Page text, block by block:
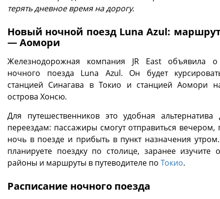
терять дневное время на дорогу.
Новый ночной поезд Luna Azul:
— Аомори
Железнодорожная компания JR East объявила о
ночного поезда Luna Azul. Он будет
станцией Синагава в Токио и станцией Аомори
острова Хонсю.
Для путешественников это удобная альтернатива
переездам: пассажиры смогут отправиться вечером,
ночь в поезде и прибыть в пункт назначения
планируете поездку по столице, заранее изучите
районы и маршруты в путеводителе по Токио.
Расписание ночного поезда